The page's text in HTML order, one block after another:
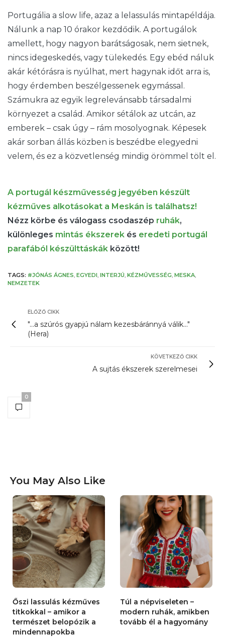
Portugália a slow life, azaz a lelassulás mintapéldája.
Nálunk a nap 10 órakor kezdődik. A portugálok
amellett, hogy nagyon barátságosak, nem sietnek,
nincs idegeskedés, vagy tülekedés. Egy ebéd náluk
akár kétórásra is nyúlhat, mert hagynak időt arra is,
hogy érdemben beszélgessenek egymással.
Számukra az egyik legrelevánsabb társadalmi
környezet a család. Amikor sétálok az utcán, az
emberek – csak úgy – rám mosolyognak. Képesek
akár sorban állás közben is beszédbe elegyedni
velem, és ez a közvetlenség mindig örömmel tölt el.
A portugál készművesség jegyében készült
kézműves alkotásokat a Meskán is találhatsz!
Nézz körbe és válogass csodaszép ruhák,
különleges mintás ékszerek és eredeti portugál
parafából készülttáskák között!
TAGS: #JÓNÁS ÁGNES EGYEDI INTERJÚ KÉZMŰVESSÉG MESKA
NEMZETEK
ELŐZŐ CIKK
"...a szúrós gyapjú nálam kezesbáránnyá válik..."
(Hera)
KÖVETKEZŐ CIKK
A sujtás ékszerek szerelmesei
0
You May Also Like
Őszi lassulás kézműves
titkokkal – amikor a
természet belopózik a
mindennapokba
Túl a népviseleten –
modern ruhák, amikben
tovább él a hagyomány